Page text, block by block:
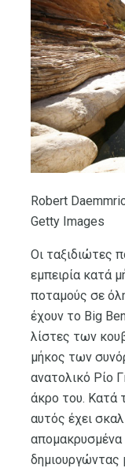
Robert
Getty Images
Οι ταξιδιώτες
εμπειρία κατά
ποταμούς σε
έχουν το Big
λίστες των
μήκος των
ανατολικό Ρίο
άκρο του. Κατά
αυτός έχει
απομακρυσμένα
δημιουργώντας